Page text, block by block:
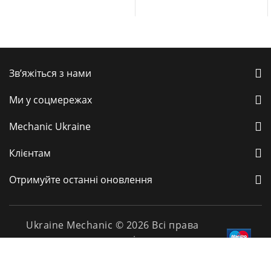
Зв’яжіться з нами
Ми у соцмережах
Mechanic Ukraine
Клієнтам
Отримуйте останні оновлення
Ukraine Mechanic © 2026 Всі права
захищені